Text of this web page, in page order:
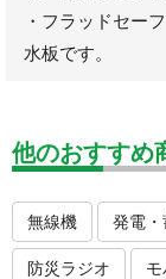
・フラッドセー
水板です。
他のおすすめ
無線機 発電・
防災ラジオ